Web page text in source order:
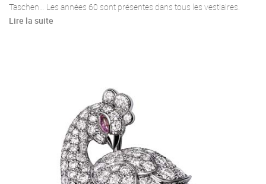
Taschen… Les années 60 sont présentes dans tous les vestiaires.
Lire la suite